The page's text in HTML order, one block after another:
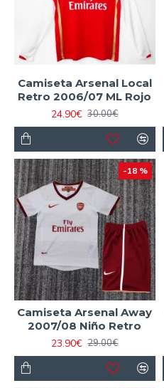
Camiseta Arsenal Local
Retro 2006/07 ML Rojo
24.90€ 30.00€
-18 %
Camiseta Arsenal Away
2007/08 Niño Retro
23.90€ 29.00€